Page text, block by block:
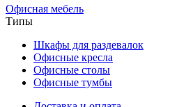
Офисная мебель
Типы
Шкафы для раздевалок
Офисные кресла
Офисные столы
Офисные тумбы